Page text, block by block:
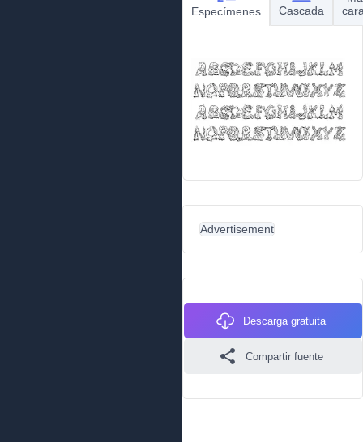
Especímenes Cascada
Advertisement
Descarga gratuita
Compartir fuente